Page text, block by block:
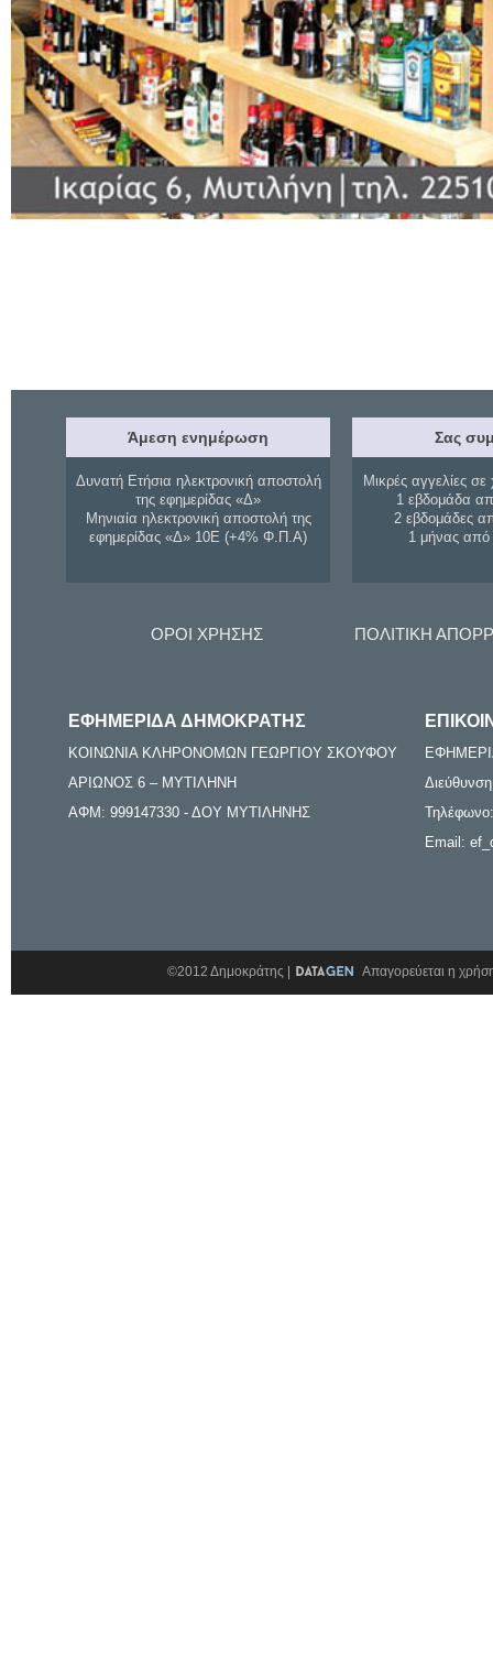
Άμεση ενημέρωση
Δυνατή Ετήσια ηλεκτρονική αποστολή
της εφημερίδας «Δ»
Μηνιαία ηλεκτρονική αποστολή της
εφημερίδας «Δ» 10Ε (+4% Φ.Π.Α)
Σας
Μικρές αγγελίες σε
1 εβδομάδα
2 εβδομάδες
1 μήνας
ΟΡΟΙ ΧΡΗΣΗΣ ΠΟΛΙΤΙΚΗ
ΕΦΗΜΕΡΙΔΑ ΔΗΜΟΚΡΑΤΗΣ
ΚΟΙΝΩΝΙΑ ΚΛΗΡΟΝΟΜΩΝ ΓΕΩΡΓΙΟΥ ΣΚΟΥΦΟΥ
ΑΡΙΩΝΟΣ 6 – ΜΥΤΙΛΗΝΗ
ΑΦΜ: 999147330 - ΔΟΥ ΜΥΤΙΛΗΝΗΣ
Email:
©2012 Δημοκράτης | Απαγορεύεται η